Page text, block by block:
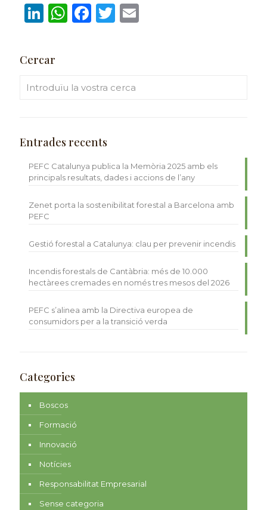
LinkedIn
WhatsApp
Facebook
Twitter
Email
Cercar
Entrades recents
PEFC Catalunya publica la Memòria 2025 amb els
principals resultats, dades i accions de l’any
Zenet porta la sostenibilitat forestal a Barcelona amb
PEFC
Gestió forestal a Catalunya: clau per prevenir incendis
Incendis forestals de Cantàbria: més de 10.000
hectàrees cremades en només tres mesos del 2026
PEFC s’alinea amb la Directiva europea de
consumidors per a la transició verda
Categories
Boscos
Formació
Innovació
Notícies
Responsabilitat Empresarial
Sense categoria